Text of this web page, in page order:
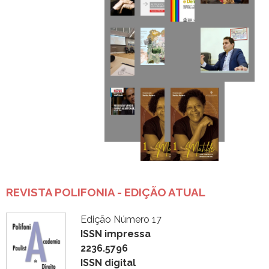
REVISTA POLIFONIA - EDIÇÃO ATUAL
Edição Número 17
ISSN impressa
2236.5796
ISSN digital